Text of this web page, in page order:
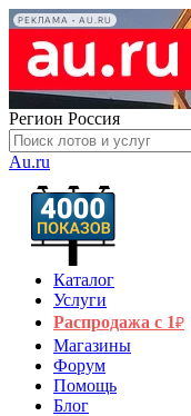
РЕКЛАМА • AU.RU
Регион Россия
Au.ru
Каталог
Услуги
Распродажа с 1₽
Магазины
Форум
Помощь
Блог